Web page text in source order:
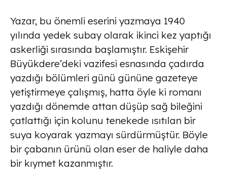
Yazar, bu önemli eserini yazmaya 1940
yılında yedek subay olarak ikinci kez yaptığı
askerliği sırasında başlamıştır. Eskişehir
Büyükdere’deki vazifesi esnasında çadırda
yazdığı bölümleri günü gününe gazeteye
yetiştirmeye çalışmış, hatta öyle ki romanı
yazdığı dönemde attan düşüp sağ bileğini
çatlattığı için kolunu tenekede ısıtılan bir
suya koyarak yazmayı sürdürmüştür. Böyle
bir çabanın ürünü olan eser de haliyle daha
bir kıymet kazanmıştır.